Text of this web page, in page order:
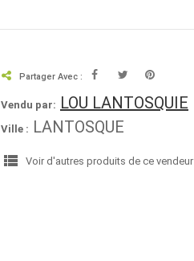
Partager Avec :
Vendu par: LOU LANTOSQUIE
Ville : LANTOSQUE
view_list
Voir d'autres produits de ce vendeur